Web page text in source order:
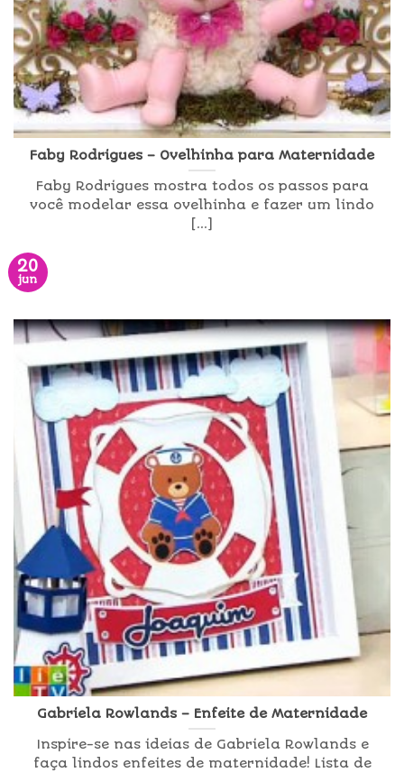
Faby Rodrigues – Ovelhinha para Maternidade
Faby Rodrigues mostra todos os passos para
você modelar essa ovelhinha e fazer um lindo
[...]
20
jun
Gabriela Rowlands – Enfeite de Maternidade
Inspire-se nas ideias de Gabriela Rowlands e
faça lindos enfeites de maternidade! Lista de